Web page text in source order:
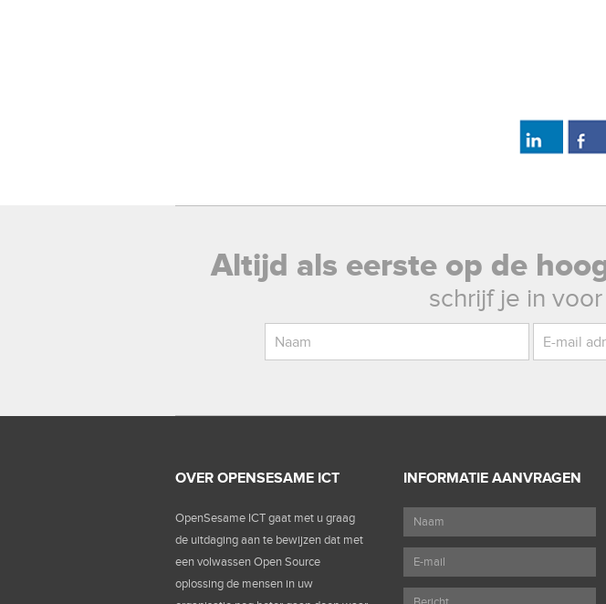
Altijd als eerste op de
schrijf je in
OVER OPENSESAME ICT
OpenSesame ICT gaat met u graag
de uitdaging aan te bewijzen dat met
een volwassen Open Source
oplossing de mensen in uw
INFORMATIE AANVRAGEN